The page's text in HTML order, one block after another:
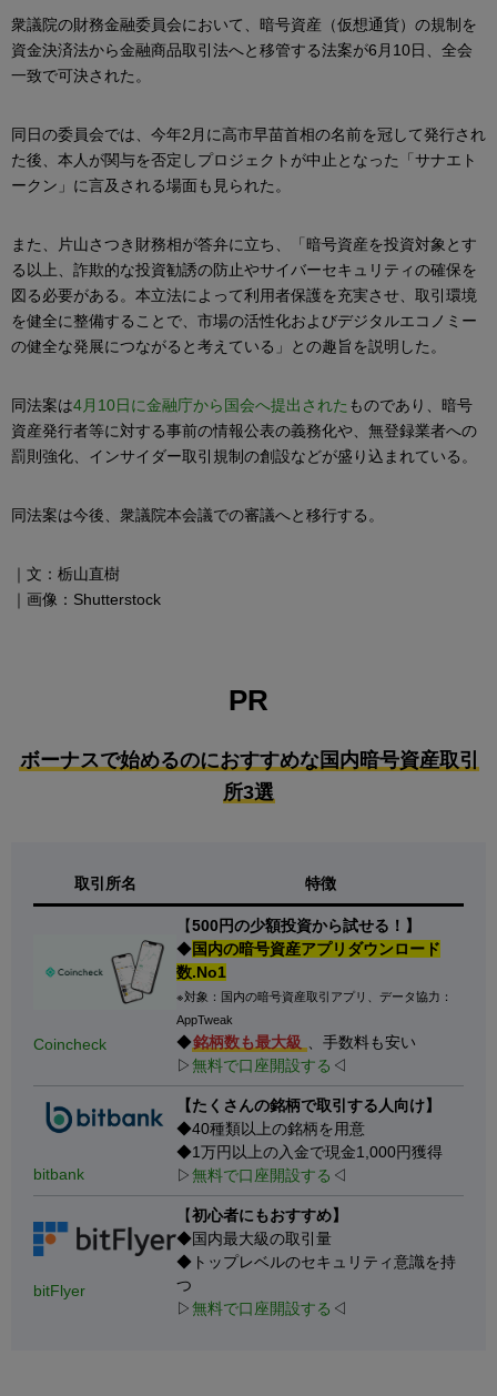
衆議院の財務金融委員会において、暗号資産（仮想通貨）の規制を
資金決済法から金融商品取引法へと移管する法案が6月10日、全会
一致で可決された。
同日の委員会では、今年2月に高市早苗首相の名前を冠して発行され
た後、本人が関与を否定しプロジェクトが中止となった「サナエト
ークン」に言及される場面も見られた。
また、片山さつき財務相が答弁に立ち、「暗号資産を投資対象とす
る以上、詐欺的な投資勧誘の防止やサイバーセキュリティの確保を
図る必要がある。本立法によって利用者保護を充実させ、取引環境
を健全に整備することで、市場の活性化およびデジタルエコノミー
の健全な発展につながると考えている」との趣旨を説明した。
同法案は4月10日に金融庁から国会へ提出された ものであり、暗号
資産発行者等に対する事前の情報公表の義務化や、無登録業者への
罰則強化、インサイダー取引規制の創設などが盛り込まれている。
同法案は今後、衆議院本会議での審議へと移行する。
｜文：栃山直樹
｜画像：Shutterstock
PR
ボーナスで始めるのにおすすめな国内暗号資産取引
所3選
取引所名 特徴
Coincheck
【500円の少額投資から試せる！】
◆国内の暗号資産アプリダウンロード
数.No1
※対象：国内の暗号資産取引アプリ、データ協力：
AppTweak
◆銘柄数も最大級 、手数料も安い
▷無料で口座開設する ◁
bitbank
【たくさんの銘柄で取引する人向け】
◆40種類以上の銘柄を用意
◆1万円以上の入金で現金1,000円獲得
▷無料で口座開設する ◁
bitFlyer
【初心者にもおすすめ】
◆国内最大級の取引量
◆トップレベルのセキュリティ意識を持
つ
▷無料で口座開設する ◁